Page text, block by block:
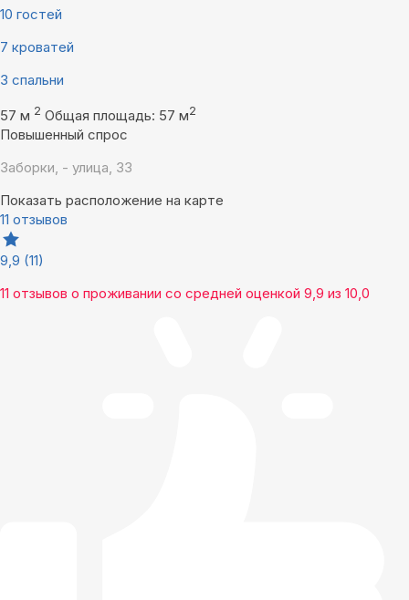
10 гостей
7 кроватей
3 спальни
57 м 2 Общая площадь: 57 м2
Повышенный спрос
Заборки, - улица, 33
Показать расположение на карте
11 отзывов
9,9 (11)
11 отзывов о проживании со средней оценкой 9,9 из 10,0